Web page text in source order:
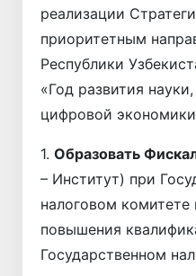
реализации
приоритетным
Республики
«Год развития
цифровой
1. Образовать
– Институт) при
налоговом комитете
повышения
Государственном